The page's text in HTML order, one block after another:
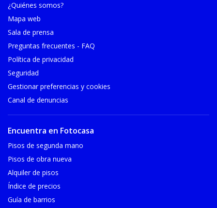
¿Quiénes somos?
Mapa web
Sala de prensa
Preguntas frecuentes - FAQ
Política de privacidad
Seguridad
Gestionar preferencias y cookies
Canal de denuncias
Encuentra en Fotocasa
Pisos de segunda mano
Pisos de obra nueva
Alquiler de pisos
Índice de precios
Guía de barrios